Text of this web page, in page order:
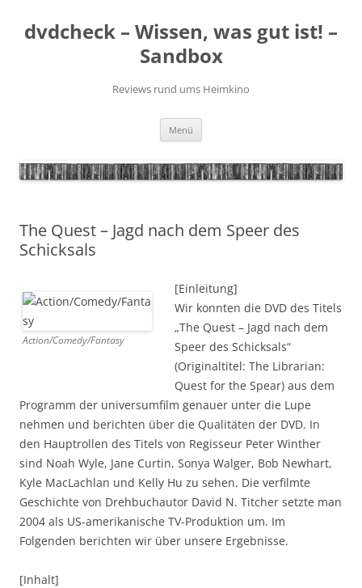
springen
dvdcheck – Wissen, was gut ist! –
Sandbox
Reviews rund ums Heimkino
Menü
The Quest – Jagd nach dem Speer des
Schicksals
Action/Comedy/Fantasy
[Einleitung]
Wir konnten die DVD des Titels
„The Quest – Jagd nach dem
Speer des Schicksals“
(Originaltitel: The Librarian:
Quest for the Spear) aus dem
Programm der universumfilm genauer unter die Lupe
nehmen und berichten über die Qualitäten der DVD. In
den Hauptrollen des Titels von Regisseur Peter Winther
sind Noah Wyle, Jane Curtin, Sonya Walger, Bob Newhart,
Kyle MacLachlan und Kelly Hu zu sehen. Die verfilmte
Geschichte von Drehbuchautor David N. Titcher setzte man
2004 als US-amerikanische TV-Produktion um. Im
Folgenden berichten wir über unsere Ergebnisse.
[Inhalt]